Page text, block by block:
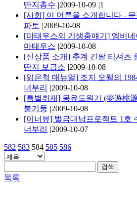
딴지총수 |2009-10-09 |1
[사회] 이 어른을 소개합니다 -
파토 |2009-10-08
[마태우스의 기생충얘기] 엠비네
마태우스 |2009-10-08
[신상품 소개] 추계 긴팔 티셔츠
딴지 보급소 |2009-10-08
[읽은척 매뉴얼] 조지 오웰의
너부리
|2009-10-08
[특별취재] 몽유도원기 (夢遊桃
불기둥 |2009-10-08
[이너뷰] 벌금대납프로젝트 1호
너부리
|2009-10-07
582 583 584 585 586
검색
목록